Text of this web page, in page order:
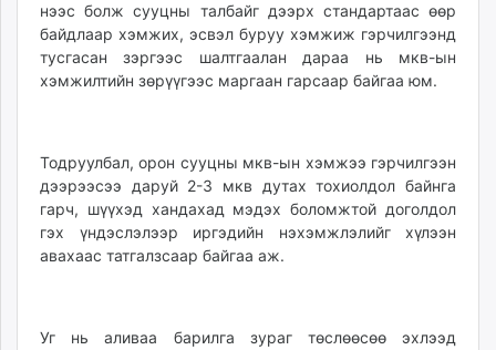
нээс болж сууцны талбайг дээрх стандартаас өөр
байдлаар хэмжих, эсвэл буруу хэмжиж гэрчилгээнд
тусгасан зэргээс шалтгаалан дараа нь мкв-ын
хэмжилтийн зөрүүгээс маргаан гарсаар байгаа юм.
Тодруулбал, орон сууцны мкв-ын хэмжээ гэрчилгээн
дээрээсээ даруй 2-3 мкв дутах тохиолдол байнга
гарч, шүүхэд хандахад мэдэх боломжтой доголдол
гэх үндэслэлээр иргэдийн нэхэмжлэлийг хүлээн
авахаас татгалзсаар байгаа аж.
Уг нь аливаа барилга зураг төслөөсөө эхлээд